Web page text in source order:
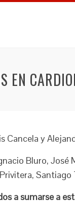
EN
Cancela y
Bluro,
Santiago
a sumarse a